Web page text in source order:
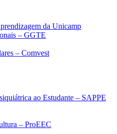
da Unicamp
– GGTE
– Comvest
ao Estudante – SAPPE
– ProEEC